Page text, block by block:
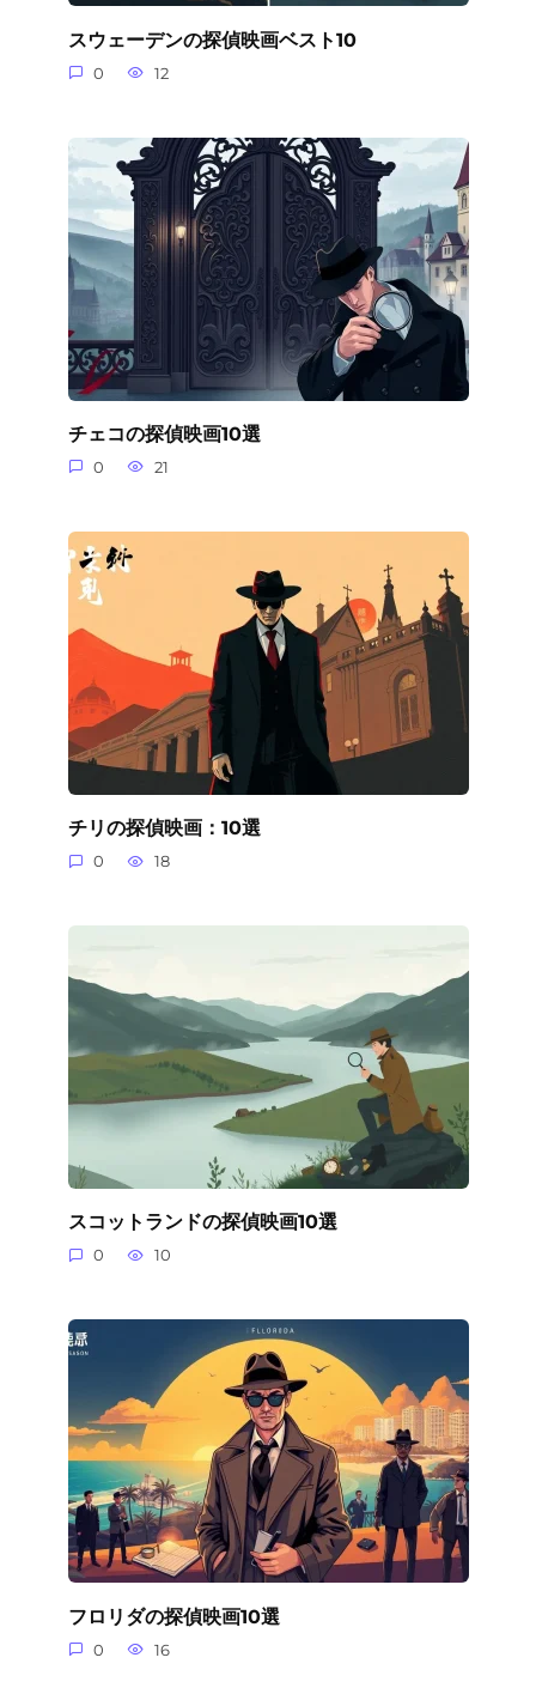
スウェーデンの探偵映画ベスト10
0 12
チェコの探偵映画10選
0 21
チリの探偵映画：10選
0 18
スコットランドの探偵映画10選
0 10
フロリダの探偵映画10選
0 16